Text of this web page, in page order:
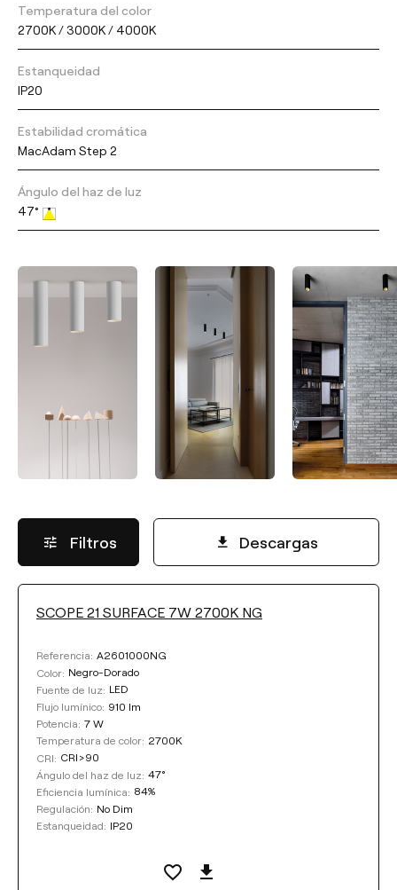
Temperatura del color
2700K / 3000K / 4000K
Estanqueidad
IP20
Estabilidad cromática
MacAdam Step 2
Ángulo del haz de luz
47°
Filtros Descargas
FLUJO LUMÍNICO
Seleccionar
TEMPERATURA DE COLOR
Seleccionar
SCOPE 21 SURFACE 7W 2700K NG
Referencia: A2601000NG
Color: Negro-Dorado
Fuente de luz: LED
Flujo lumínico: 910 lm
Potencia: 7 W
Temperatura de color: 2700K
CRI: CRI>90
Ángulo del haz de luz: 47°
Eficiencia lumínica: 84%
Regulación: No Dim
Estanqueidad: IP20